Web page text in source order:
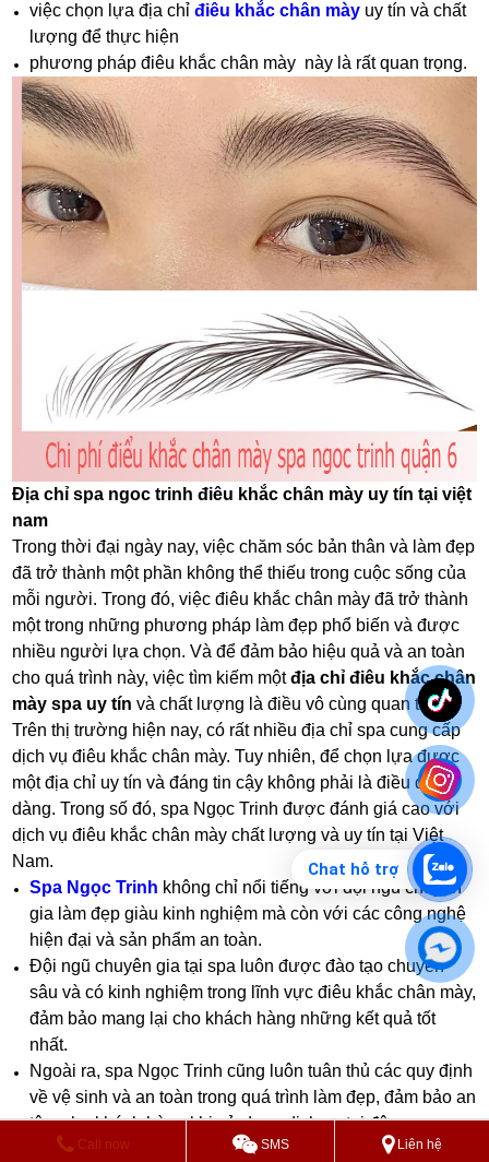
việc chọn lựa địa chỉđiêu khắc chân mày uy tín và chất
lượng để thực hiện
phương pháp điêu khắc chân mày này là rất quan trọng.
Địa chỉ spa ngoc trinh điêu khắc chân mày uy tín tại việt
nam
Trong thời đại ngày nay, việc chăm sóc bản thân và làm đẹp
đã trở thành một phần không thể thiếu trong cuộc sống của
mỗi người. Trong đó, việc điêu khắc chân mày đã trở thành
một trong những phương pháp làm đẹp phổ biến và được
nhiều người lựa chọn. Và để đảm bảo hiệu quả và an toàn
cho quá trình này, việc tìm kiếm mộtđịa chỉ điêu khắc chân
mày spa uy tín và chất lượng là điều vô cùng quan trọng.
Trên thị trường hiện nay, có rất nhiều địa chỉ spa cung cấp
dịch vụ điêu khắc chân mày. Tuy nhiên, để chọn lựa được
một địa chỉ uy tín và đáng tin cậy không phải là điều dễ
dàng. Trong số đó, spa Ngọc Trinh được đánh giá cao với
dịch vụ điêu khắc chân mày chất lượng và uy tín tại Việt
Nam.
Spa Ngọc Trinh không chỉ nổi tiếng với đội ngũ chuyên
gia làm đẹp giàu kinh nghiệm mà còn với các công nghệ
hiện đại và sản phẩm an toàn.
Đội ngũ chuyên gia tại spa luôn được đào tạo chuyên
sâu và có kinh nghiệm trong lĩnh vực điêu khắc chân mày,
đảm bảo mang lại cho khách hàng những kết quả tốt
nhất.
Ngoài ra, spa Ngọc Trinh cũng luôn tuân thủ các quy định
về vệ sinh và an toàn trong quá trình làm đẹp, đảm bảo an
tâm cho khách hàng khi sử dụng dịch vụ tại đây.
Không chỉ vậy, spa cũng sử dụng các sản phẩm chất
Call now SMS Liên hệ
Chat hỗ trợ